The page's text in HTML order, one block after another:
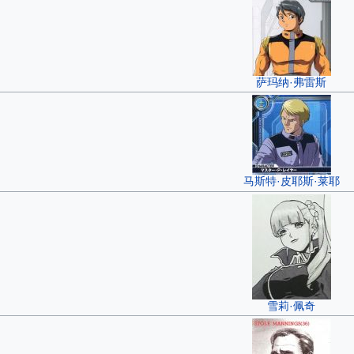
萨玛纳·弗雷斯
马斯特·皮耶斯·莱耶
雪莉·佩奇